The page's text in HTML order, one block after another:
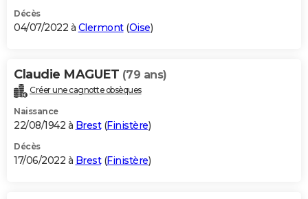
Décès
04/07/2022 à Clermont(Oise)
Claudie MAGUET (79 ans)
Créer une cagnotte obsèques
Naissance
22/08/1942 à Brest(Finistère)
Décès
17/06/2022 à Brest(Finistère)